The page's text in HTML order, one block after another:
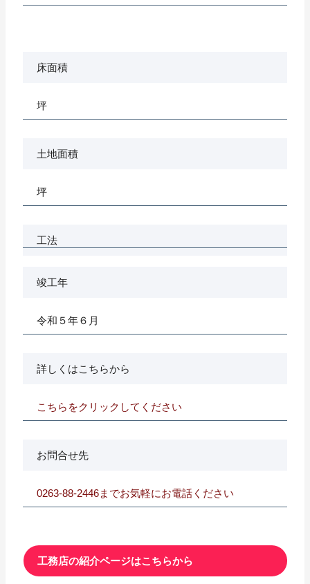
床面積
坪
土地面積
坪
工法
竣工年
令和５年６月
詳しくはこちらから
こちらをクリックしてください
お問合せ先
0263-88-2446までお気軽にお電話ください
工務店の紹介ページはこちらから